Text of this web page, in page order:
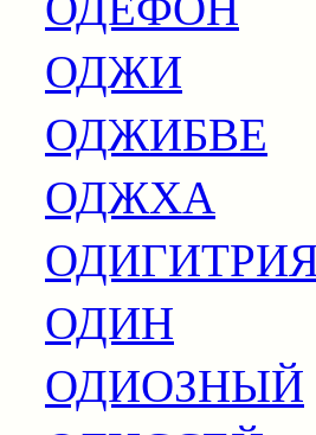
ОДЖИ
ОДЖИБВЕ
ОДЖХА
ОДИН
ОДИОЗНЫЙ